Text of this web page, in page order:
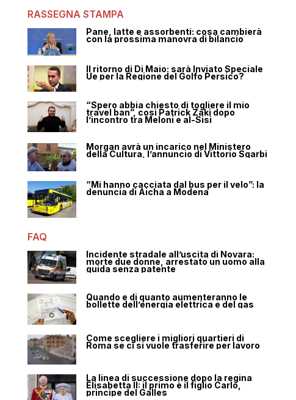
RASSEGNA STAMPA
Pane, latte e assorbenti: cosa cambierà
con la prossima manovra di bilancio
Il ritorno di Di Maio: sarà Inviato Speciale
Ue per la Regione del Golfo Persico?
“Spero abbia chiesto di togliere il mio
travel ban”, così Patrick Zaki dopo
l’incontro tra Meloni e al-Sisi
Morgan avrà un incarico nel Ministero
della Cultura, l’annuncio di Vittorio Sgarbi
“Mi hanno cacciata dal bus per il velo”: la
denuncia di Aicha a Modena
FAQ
Incidente stradale all’uscita di Novara:
morte due donne, arrestato un uomo alla
guida senza patente
Quando e di quanto aumenteranno le
bollette dell’energia elettrica e del gas
Come scegliere i migliori quartieri di
Roma se ci si vuole trasferire per lavoro
La linea di successione dopo la regina
Elisabetta II: il primo è il figlio Carlo,
principe del Galles